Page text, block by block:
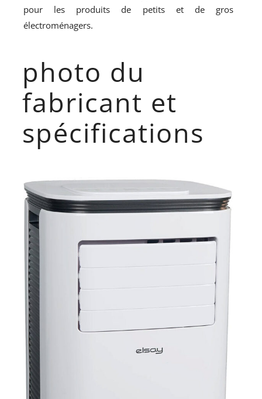
pour les produits de petits et de gros
électroménagers.
photo du
fabricant et
spécifications